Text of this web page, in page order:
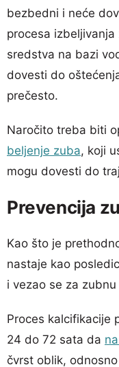
bezbedni i neće
procesa
sredstva na bazi
dovesti do
prečesto.
Naročito treba biti
beljenje zuba, koji
mogu dovesti do
Prevencija
Kao što je
nastaje kao
i vezao se za
Proces kalcifikacije
24 do 72 sata da
čvrst oblik,